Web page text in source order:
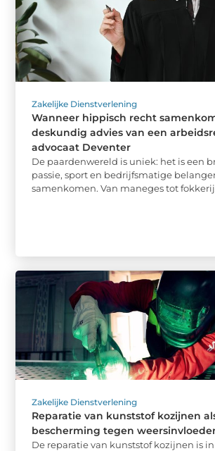
Zakelijke Dienstverlening
Wanneer hippisch recht
deskundig advies van een
advocaat Deventer
De paardenwereld is uniek: het is een
passie, sport en bedrijfsmatige
samenkomen. Van maneges tot
Zakelijke Dienstverlening
Reparatie van kunststof kozijnen
bescherming tegen
De reparatie van kunststof kozijnen is